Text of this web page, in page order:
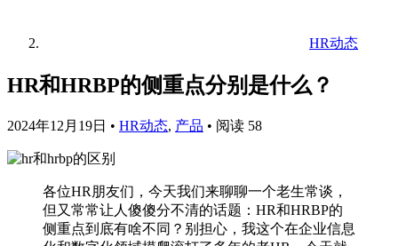
HR动态
HR和HRBP的侧重点分别是什么？
2024年12月19日 • HR动态, 产品 • 阅读 58
各位HR朋友们，今天我们来聊聊一个老生常谈，
但又常常让人傻傻分不清的话题：HR和HRBP的
侧重点到底有啥不同？别担心，我这个在企业信息